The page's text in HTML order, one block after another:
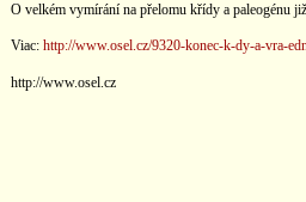
O velkém vymírání na přelomu křídy a paleogénu
Viac: http://www.osel.cz/9320-konec-k-dy-a-vra-
http://www.osel.cz